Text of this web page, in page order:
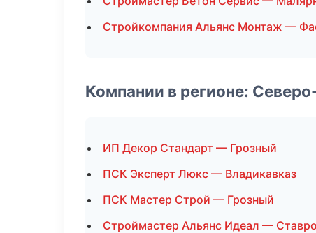
Стройкомпания Альянс Монтаж —
Компании в регионе:
ИП Декор Стандарт — Грозный
ПСК Эксперт Люкс — Владикавказ
ПСК Мастер Строй — Грозный
Строймастер Альянс Идеал —